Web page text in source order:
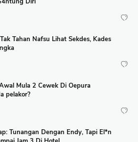
Tahan Nafsu Lihat Sekdes, Kades
Mula 2 Cewek Di Oepura
pelakor?
Tunangan Dengan Endy, Tapi El*n